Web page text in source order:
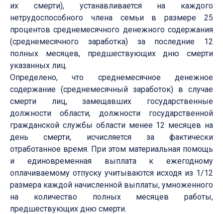
их смерти), устанавливается на каждого
нетрудоспособного члена семьи в размере 25
процентов среднемесячного денежного содержания
(среднемесячного заработка) за последние 12
полных месяцев, предшествующих дню смерти
указанных лиц.
Определено, что среднемесячное денежное
содержание (среднемесячный заработок) в случае
смерти лиц, замещавших государственные
должности области, должности государственной
гражданской службы области менее 12 месяцев на
день смерти, исчисляется за фактически
отработанное время. При этом материальная помощь
и единовременная выплата к ежегодному
оплачиваемому отпуску учитываются исходя из 1/12
размера каждой начисленной выплаты, умноженного
на количество полных месяцев работы,
предшествующих дню смерти.